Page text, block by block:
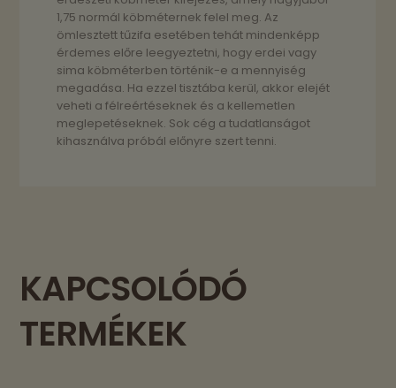
1,75 normál köbméternek felel meg. Az
ömlesztett tűzifa esetében tehát mindenképp
érdemes előre leegyeztetni, hogy erdei vagy
sima köbméterben történik-e a mennyiség
megadása. Ha ezzel tisztába kerül, akkor elejét
veheti a félreértéseknek és a kellemetlen
meglepetéseknek. Sok cég a tudatlanságot
kihasználva próbál előnyre szert tenni.
KAPCSOLÓDÓ
TERMÉKEK